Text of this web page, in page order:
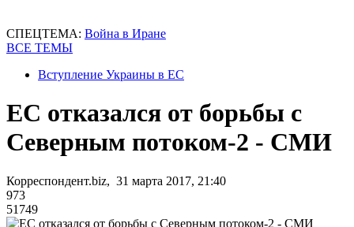
СПЕЦТЕМА: Война в Иране
ВСЕ ТЕМЫ
Вступление Украины в ЕС
ЕС отказался от борьбы с
Северным потоком-2 - СМИ
Корреспондент.biz, 31 марта 2017, 21:40
973
51749